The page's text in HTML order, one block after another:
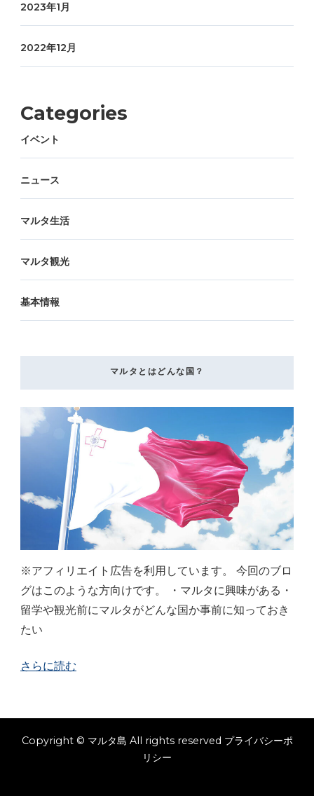
2023年1月
2022年12月
Categories
イベント
ニュース
マルタ生活
マルタ観光
基本情報
マルタとはどんな国？
※アフィリエイト広告を利用しています。 今回のブロ
グはこのような方向けです。 ・マルタに興味がある・
留学や観光前にマルタがどんな国か事前に知っておき
たい
さらに読む
Copyright © マルタ島 All rights reserved プライバシーポ
リシー